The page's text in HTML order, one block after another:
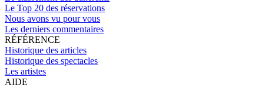
Le Top 20 des réservations
Nous avons vu pour vous
Les derniers commentaires
RÉFÉRENCE
Historique des articles
Historique des spectacles
Les artistes
AIDE